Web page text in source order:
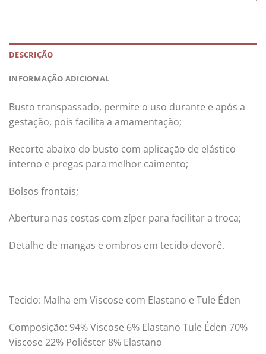
DESCRIÇÃO
INFORMAÇÃO ADICIONAL
Busto transpassado, permite o uso durante e após a
gestação, pois facilita a amamentação;
Recorte abaixo do busto com aplicação de elástico
interno e pregas para melhor caimento;
Bolsos frontais;
Abertura nas costas com zíper para facilitar a troca;
Detalhe de mangas e ombros em tecido devorê.
Tecido: Malha em Viscose com Elastano e Tule Éden
Composição: 94% Viscose 6% Elastano Tule Éden 70%
Viscose 22% Poliéster 8% Elastano